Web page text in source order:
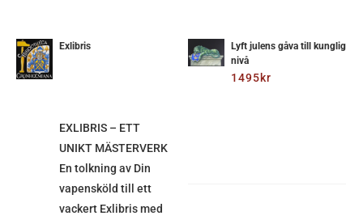
Exlibris
EXLIBRIS – ETT
UNIKT MÄSTERVERK
En tolkning av Din
vapensköld till ett
vackert Exlibris med
VARUKORG
Lyft julens gåva till kunglig
nivå
1495kr